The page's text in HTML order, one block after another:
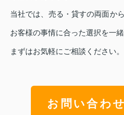
当社では、売る・貸すの両面か
お客様の事情に合った選択を一緒
まずはお気軽にご相談ください。
お問い合わ